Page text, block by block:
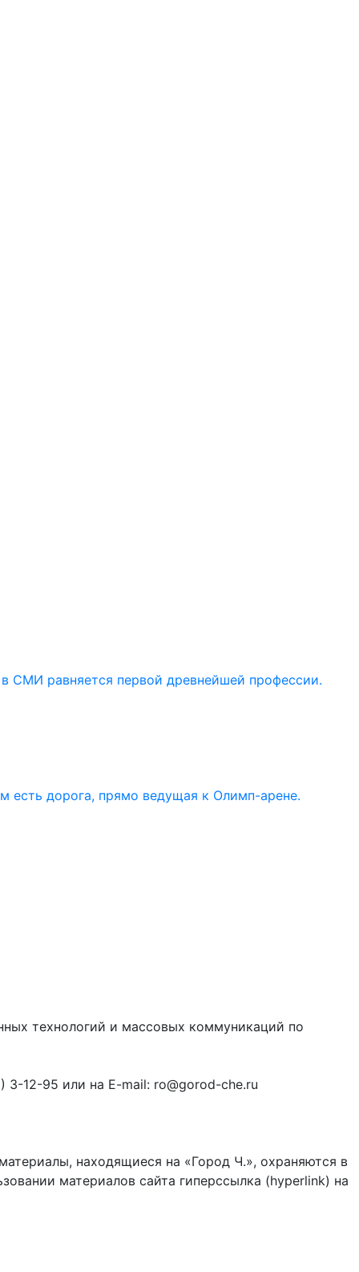
СМИ равняется первой древнейшей профессии.
есть дорога, прямо ведущая к Олимп-арене.
технологий и массовых коммуникаций по
12-95 или на E-mail: ro@gorod-che.ru
находящиеся на «Город Ч.», охраняются в
материалов сайта гиперссылка (hyperlink) на